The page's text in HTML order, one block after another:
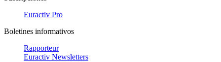
Euractiv Pro
Boletines informativos
Rapporteur
Euractiv Newsletters